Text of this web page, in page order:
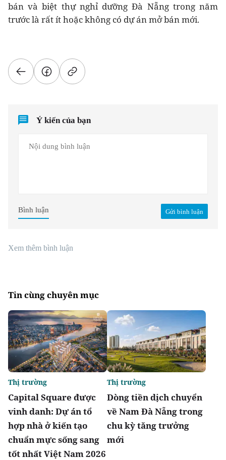
bán và biệt thự nghỉ dưỡng Đà Nẵng trong năm
trước là rất ít hoặc không có dự án mở bán mới.
Ý kiến của bạn
Gửi bình luận
Bình luận
Xem thêm bình luận
Tin cùng chuyên mục
Capital Square được
vinh danh: Dự án tổ
hợp nhà ở kiến tạo
chuẩn mực sống sang
tốt nhất Việt Nam 2026
Thị trường
Dòng tiền dịch chuyển
về Nam Đà Nẵng trong
chu kỳ tăng trưởng
mới
Thị trường